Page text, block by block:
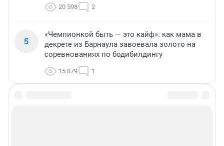
20 598 2
5
«Чемпионкой быть — это кайф»: как мама в
декрете из Барнаула завоевала золото на
соревнованиях по бодибилдингу
15 879 1